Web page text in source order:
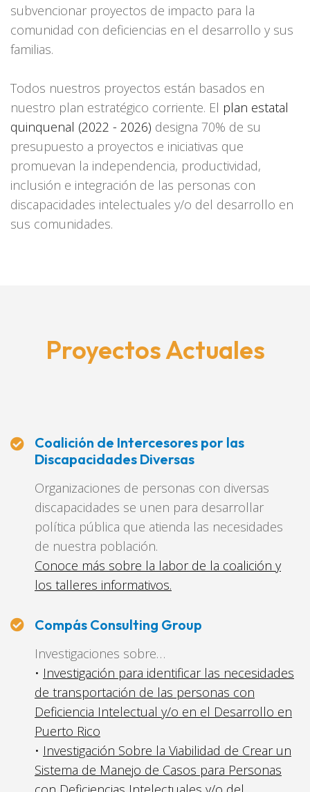
subvencionar proyectos de impacto para la
comunidad con deficiencias en el desarrollo y sus
familias.
Todos nuestros proyectos están basados en
nuestro plan estratégico corriente. El plan estatal
quinquenal (2022 - 2026) designa 70% de su
presupuesto a proyectos e iniciativas que
promuevan la independencia, productividad,
inclusión e integración de las personas con
discapacidades intelectuales y/o del desarrollo en
sus comunidades.
Proyectos Actuales
Coalición de Intercesores por las
Discapacidades Diversas
Organizaciones de personas con diversas
discapacidades se unen para desarrollar
política pública que atienda las necesidades
de nuestra población.
Conoce más sobre la labor de la coalición y
los talleres informativos.
Compás Consulting Group
Investigaciones sobre…
• Investigación para identificar las necesidades
de transportación de las personas con
Deficiencia Intelectual y/o en el Desarrollo en
Puerto Rico
• Investigación Sobre la Viabilidad de Crear un
Sistema de Manejo de Casos para Personas